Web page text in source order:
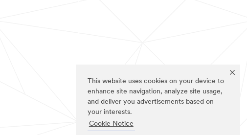
This website uses cookies on your device to
enhance site navigation, analyze site usage,
and deliver you advertisements based on
your interests.
Cookie Notice